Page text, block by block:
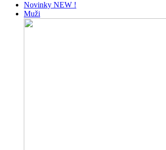
Novinky NEW !
Muži